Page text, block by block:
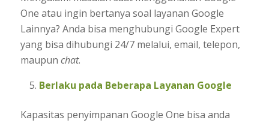
One atau ingin bertanya soal layanan Google
Lainnya? Anda bisa menghubungi Google Expert
yang bisa dihubungi 24/7 melalui, email, telepon,
maupun chat.
Berlaku pada Beberapa Layanan Google
Kapasitas penyimpanan Google One bisa anda